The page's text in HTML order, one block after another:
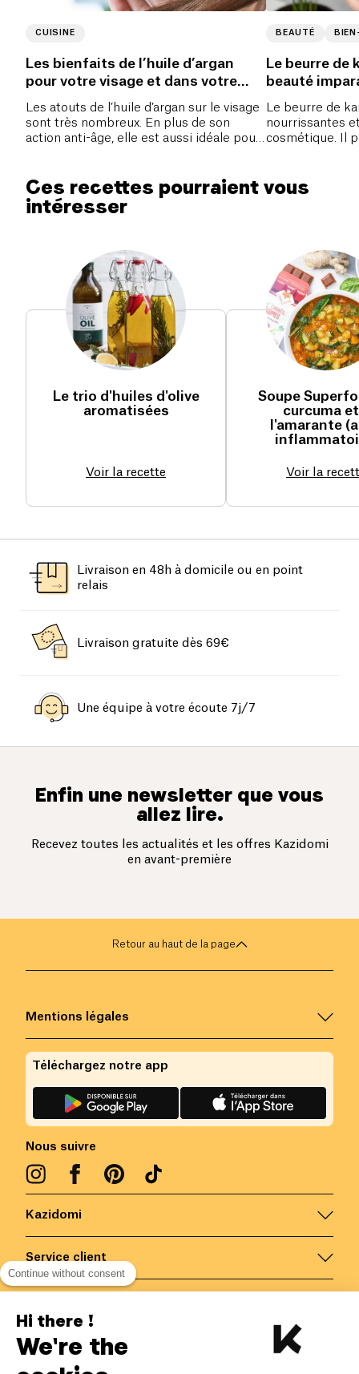
CUISINE
Les bienfaits de l’huile d’argan
pour votre visage et dans votre
Les atouts de l’huile d’argan sur le visage
sont très nombreux. En plus de son
action anti-âge, elle est aussi idéale pour
BEAUTÉ
Le beurre de
beauté
Le beurre de
nourrissantes
cosmétique. Il
Ces recettes pourraient vous
intéresser
Le trio d'huiles d'olive
aromatisées
Voir la recette
Soupe
curcuma
l'amarante
Voir la
Livraison en 48h à domicile ou en point
relais
Livraison gratuite dès 69€
Une équipe à votre écoute 7j/7
Enfin une newsletter que vous
allez lire.
Recevez toutes les actualités et les offres Kazidomi
en avant-première
Retour au haut de la page
Kazidomi
Service client
Mentions légales
Nous suivre
Téléchargez notre app
Belgique/FR
Continue without consent
Hi there !
We're the